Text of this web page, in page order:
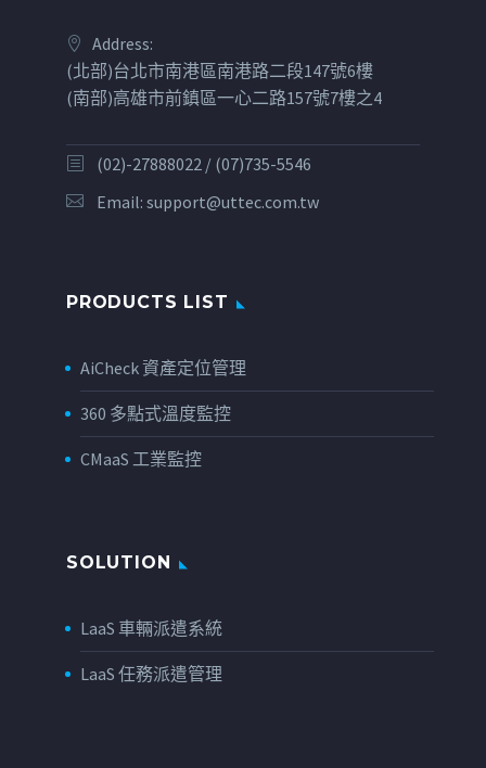
Address:
(北部)台北市南港區南港路二段147號6樓
(南部)高雄市前鎮區一心二路157號7樓之4
(02)-27888022 / (07)735-5546
Email: support@uttec.com.tw
PRODUCTS LIST
AiCheck 資產定位管理
360 多點式溫度監控
CMaaS 工業監控
SOLUTION
LaaS 車輛派遣系統
LaaS 任務派遣管理